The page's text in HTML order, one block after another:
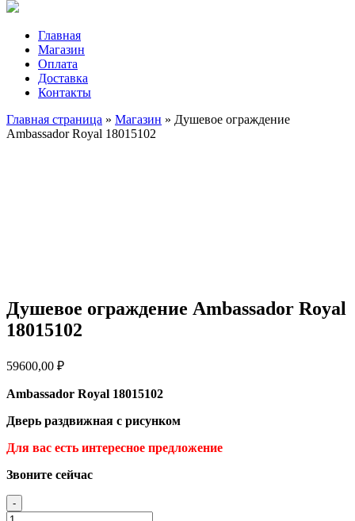
Главная
Магазин
Оплата
Доставка
Контакты
Главная страница » Магазин » Душевое ограждение
Ambassador Royal 18015102
Душевое ограждение Ambassador Royal
18015102
59600,00 ₽
Ambassador Royal 18015102
Дверь раздвижная с рисунком
Для вас есть интересное предложение
Звоните сейчас
-
Количество